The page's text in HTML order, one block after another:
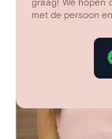
graag! We hopen
met de persoon
Mijn foto's